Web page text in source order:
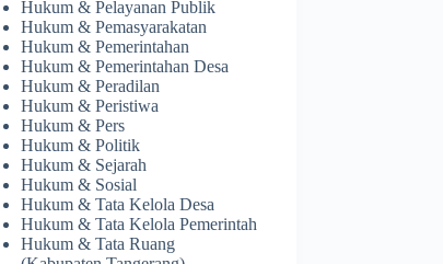
Hukum & Pelayanan Publik
Hukum & Pemasyarakatan
Hukum & Pemerintahan
Hukum & Pemerintahan Desa
Hukum & Peradilan
Hukum & Peristiwa
Hukum & Pers
Hukum & Politik
Hukum & Sejarah
Hukum & Sosial
Hukum & Tata Kelola Desa
Hukum & Tata Kelola Pemerintah
Hukum & Tata Ruang